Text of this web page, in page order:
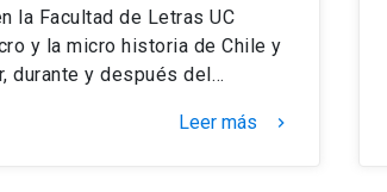
la Facultad de Letras UC
y la micro historia de Chile y
durante y después del…
Leer más keyboard_arrow_right